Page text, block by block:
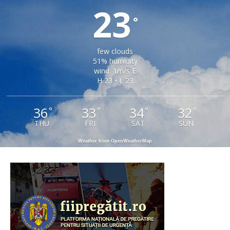
23°
few clouds
51% humidity
wind: 1m/s E
H 23 • L 23
36°
THU
33 °
FRI
34°
SAT
32 °
SUN
Weather from OpenWeatherMap